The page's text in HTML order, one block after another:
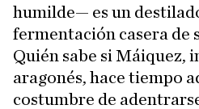
humilde— es un
fermentación casera de
Quién sabe si Máiquez,
aragonés, hace tiempo
costumbre de